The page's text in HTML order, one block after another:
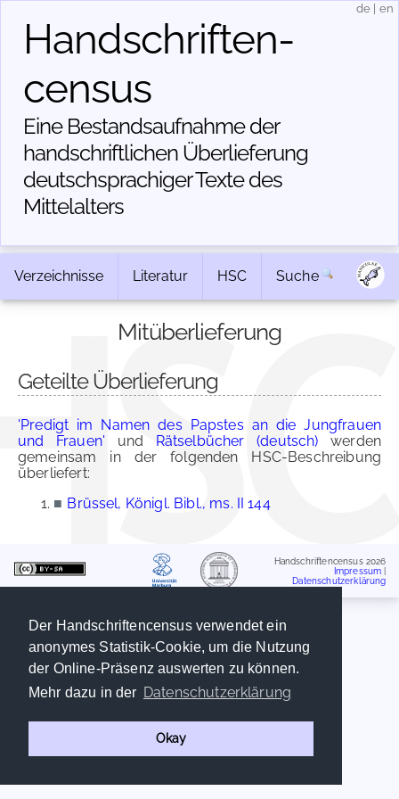
Der Handschriftencensus verwendet ein
anonymes Statistik-Cookie, um die Nutzung
der Online-Präsenz auswerten zu können.
Mehr dazu in der Datenschutzerklärung
Okay
Handschriften­
census
Eine Bestandsaufnahme der
handschriftlichen Über­lieferung
deutschsprachiger Texte des
Mittelalters
de en
Verzeichnisse Literatur HSC Suche
Mitüberlieferung
Geteilte Überlieferung
'Predigt im Namen des Papstes an die Jungfrauen
und Frauen' und Rätselbücher (deutsch) werden
gemeinsam in der folgenden HSC-Beschreibung
überliefert:
■ Brüssel, Königl. Bibl., ms. II 144
Handschriftencensus 2026
Impressum
Datenschutzerklärung